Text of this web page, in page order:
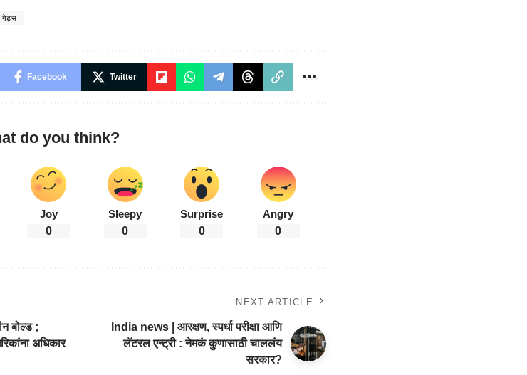
गेट्स
Facebook Twitter
do you think?
Joy
0
Sleepy
0
Surprise
0
Angry
0
बोल्ड ;
अधिकार
NEXT ARTICLE
India news | आरक्षण, स्पर्धा परीक्षा आणि
लॅटरल एन्ट्री : नेमकं कुणासाठी चाललंय
सरकार?